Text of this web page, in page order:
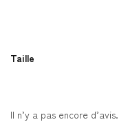
Taille
Il n’y a pas encore d’avis.